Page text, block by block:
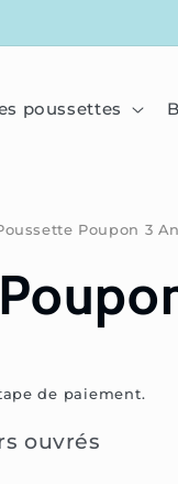
poussettes
Poupon 3
de paiement.
ouvrés